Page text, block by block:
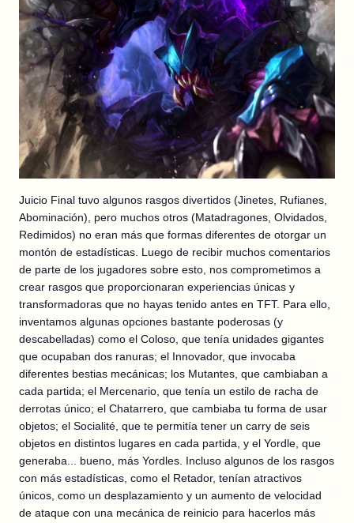
Juicio Final tuvo algunos rasgos divertidos (Jinetes, Rufianes,
Abominación), pero muchos otros (Matadragones, Olvidados,
Redimidos) no eran más que formas diferentes de otorgar un
montón de estadísticas. Luego de recibir muchos comentarios
de parte de los jugadores sobre esto, nos comprometimos a
crear rasgos que proporcionaran experiencias únicas y
transformadoras que no hayas tenido antes en TFT. Para ello,
inventamos algunas opciones bastante poderosas (y
descabelladas) como el Coloso, que tenía unidades gigantes
que ocupaban dos ranuras; el Innovador, que invocaba
diferentes bestias mecánicas; los Mutantes, que cambiaban a
cada partida; el Mercenario, que tenía un estilo de racha de
derrotas único; el Chatarrero, que cambiaba tu forma de usar
objetos; el Socialité, que te permitía tener un carry de seis
objetos en distintos lugares en cada partida, y el Yordle, que
generaba... bueno, más Yordles. Incluso algunos de los rasgos
con más estadísticas, como el Retador, tenían atractivos
únicos, como un desplazamiento y un aumento de velocidad
de ataque con una mecánica de reinicio para hacerlos más